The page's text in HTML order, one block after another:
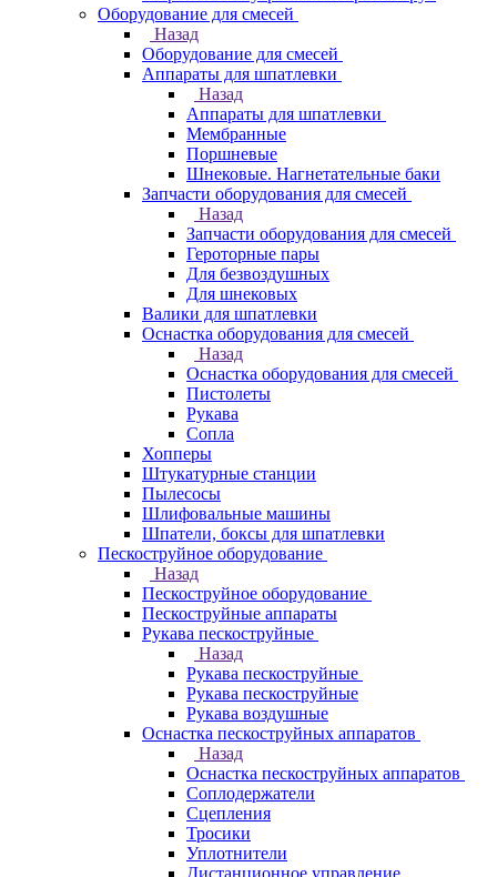
Оборудование для смесей
Назад
Оборудование для смесей
Аппараты для шпатлевки
Назад
Аппараты для шпатлевки
Мембранные
Поршневые
Шнековые. Нагнетательные баки
Запчасти оборудования для смесей
Назад
Запчасти оборудования для смесей
Героторные пары
Для безвоздушных
Для шнековых
Валики для шпатлевки
Оснастка оборудования для смесей
Назад
Оснастка оборудования для смесей
Пистолеты
Рукава
Сопла
Хопперы
Штукатурные станции
Пылесосы
Шлифовальные машины
Шпатели, боксы для шпатлевки
Пескоструйное оборудование
Назад
Пескоструйное оборудование
Пескоструйные аппараты
Рукава пескоструйные
Назад
Рукава пескоструйные
Рукава пескоструйные
Рукава воздушные
Оснастка пескоструйных аппаратов
Назад
Оснастка пескоструйных аппаратов
Соплодержатели
Сцепления
Тросики
Уплотнители
Дистанционное управление